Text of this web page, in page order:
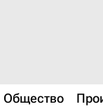
Общество